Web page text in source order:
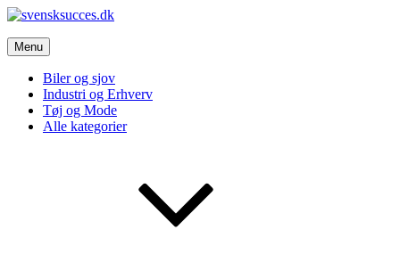
Skip
content
svensksucces.dk
Vi bringer de bedste nyheder, både fra Sverige og Danmark
Menu
Biler og sjov
Industri og Erhverv
Tøj og Mode
Alle kategorier